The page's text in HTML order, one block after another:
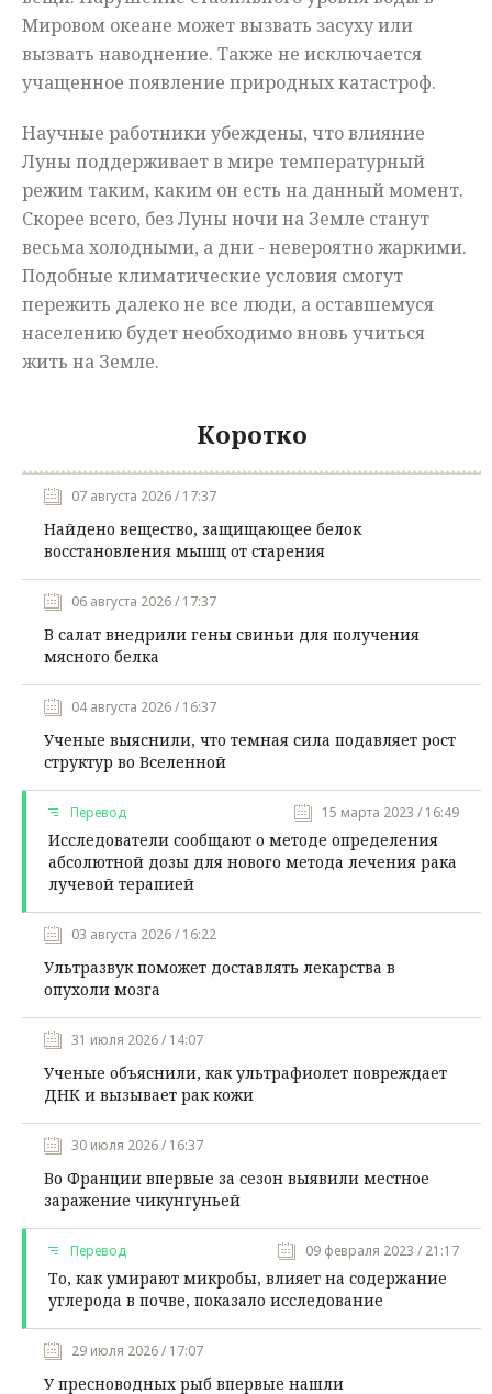
Мировом океане может вызвать засуху или
вызвать наводнение. Также не исключается
учащенное появление природных катастроф.
Научные работники убеждены, что влияние
Луны поддерживает в мире температурный
режим таким, каким он есть на данный момент.
Скорее всего, без Луны ночи на Земле станут
весьма холодными, а дни - невероятно жаркими.
Подобные климатические условия смогут
пережить далеко не все люди, а оставшемуся
населению будет необходимо вновь учиться
жить на Земле.
Коротко
07 августа 2026 / 17:37
Найдено вещество, защищающее белок
восстановления мышц от старения
06 августа 2026 / 17:37
В салат внедрили гены свиньи для получения
мясного белка
04 августа 2026 / 16:37
Ученые выяснили, что темная сила подавляет рост
структур во Вселенной
Перевод 15 марта 2023 / 16:49
Исследователи сообщают о методе определения
абсолютной дозы для нового метода лечения рака
лучевой терапией
03 августа 2026 / 16:22
Ультразвук поможет доставлять лекарства в
опухоли мозга
31 июля 2026 / 14:07
Ученые объяснили, как ультрафиолет повреждает
ДНК и вызывает рак кожи
30 июля 2026 / 16:37
Во Франции впервые за сезон выявили местное
заражение чикунгуньей
Перевод 09 февраля 2023 / 21:17
То, как умирают микробы, влияет на содержание
углерода в почве, показало исследование
29 июля 2026 / 17:07
У пресноводных рыб впервые нашли